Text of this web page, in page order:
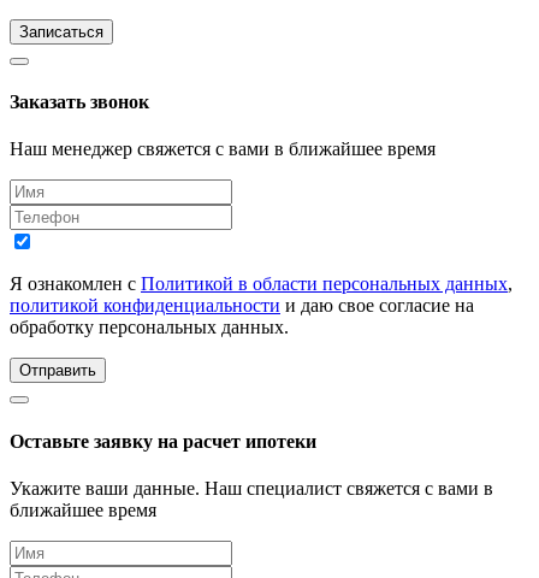
Записаться
Заказать звонок
Наш менеджер свяжется с вами в ближайшее время
Я ознакомлен с Политикой в области персональных данных,
политикой конфиденциальности и даю свое согласие на
обработку персональных данных.
Отправить
Оставьте заявку на расчет ипотеки
Укажите ваши данные. Наш специалист свяжется с вами в
ближайшее время